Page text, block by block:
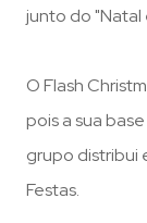
junto do "Natal
O Flash
pois a sua
grupo distribui
Festas.